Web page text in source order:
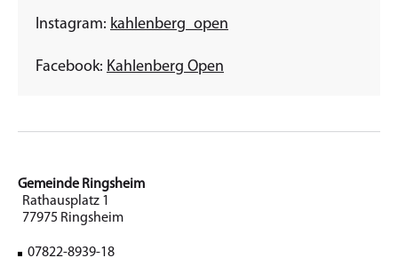
Instagram: kahlenberg_open
Facebook: Kahlenberg Open
Gemeinde Ringsheim
Rathausplatz 1
77975 Ringsheim
07822-8939-18